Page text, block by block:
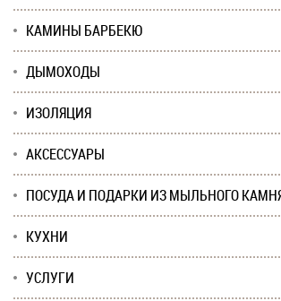
КАМИНЫ БАРБЕКЮ
ДЫМОХОДЫ
ИЗОЛЯЦИЯ
АКСЕССУАРЫ
ПОСУДА И ПОДАРКИ ИЗ МЫЛЬНОГО
КУХНИ
УСЛУГИ